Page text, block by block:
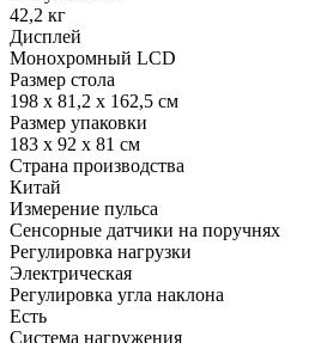
42,2 кг
Дисплей
Монохромный LCD
Размер стола
198 х 81,2 х 162,5 см
Размер упаковки
183 х 92 х 81 см
Страна производства
Китай
Измерение пульса
Сенсорные датчики на поручнях
Регулировка нагрузки
Электрическая
Регулировка угла наклона
Есть
Система нагружения